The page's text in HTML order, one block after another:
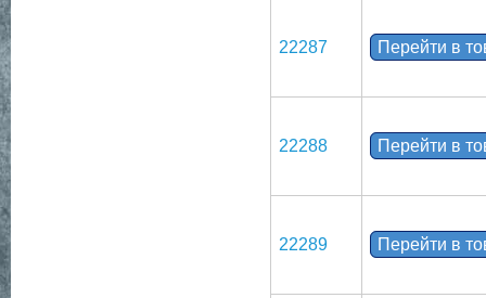
22287 Перейти в
22288 Перейти в
22289 Перейти в